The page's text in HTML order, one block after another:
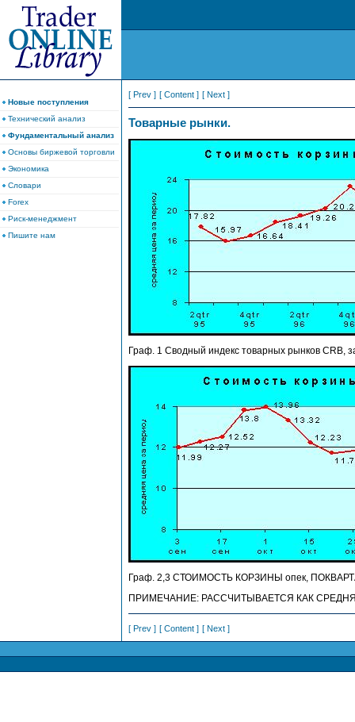
Новые поступления
Технический анализ
Фундаментальный анализ
Основы биржевой торговли
Экономика
Словари
Forex
Риск-менеджмент
Пишите нам
[ Prev ] [ Content ] [ Next ]
Товарные рынки.
Граф. 1 Сводный индекс товарных рынков CRB,
Граф. 2,3 СТОИМОСТЬ КОРЗИНЫ опек,
ПРИМЕЧАНИЕ: РАССЧИТЫВАЕТСЯ КАК
[ Prev ] [ Content ] [ Next ]